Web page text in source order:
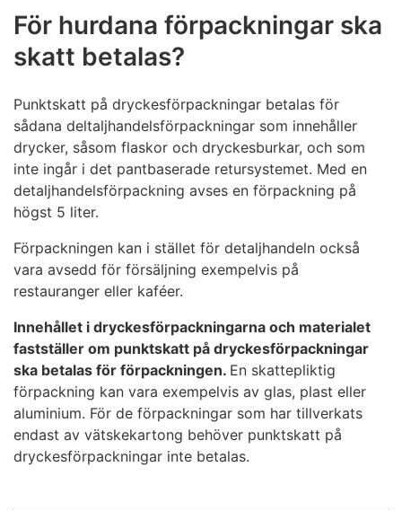
För hurdana förpackningar ska
skatt betalas?
Punktskatt på dryckesförpackningar betalas för
sådana deltaljhandelsförpackningar som innehåller
drycker, såsom flaskor och dryckesburkar, och som
inte ingår i det pantbaserade retursystemet. Med en
detaljhandelsförpackning avses en förpackning på
högst 5 liter.
Förpackningen kan i stället för detaljhandeln också
vara avsedd för försäljning exempelvis på
restauranger eller kaféer.
Innehållet i dryckesförpackningarna och materialet
fastställer om punktskatt på dryckesförpackningar
ska betalas för förpackningen. En skattepliktig
förpackning kan vara exempelvis av glas, plast eller
aluminium. För de förpackningar som har tillverkats
endast av vätskekartong behöver punktskatt på
dryckesförpackningar inte betalas.